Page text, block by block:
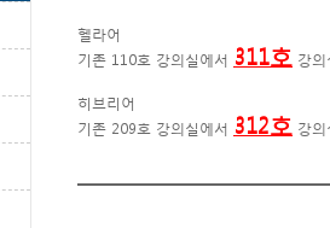
헬라어
기존 110호 강의실에서 311호 강
히브리어
기존 209호 강의실에서 312호 강